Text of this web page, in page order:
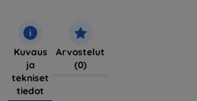
Kuvaus
ja
tekniset
tiedot
Arvostelut
(0)